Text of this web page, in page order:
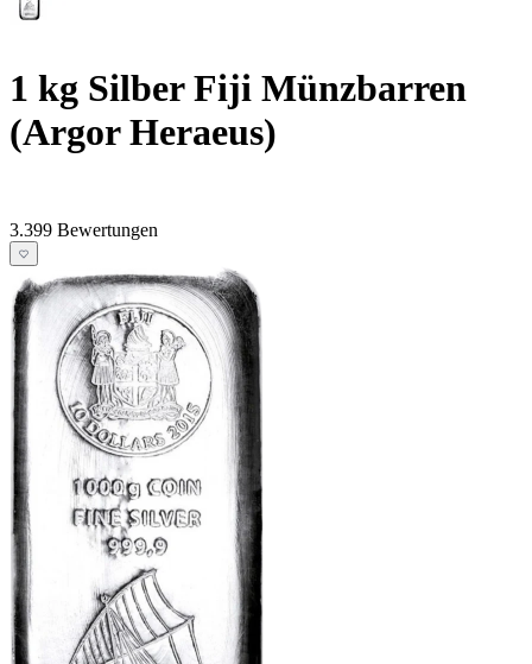
1 kg Silber Fiji Münzbarren
(Argor Heraeus)
3.399 Bewertungen